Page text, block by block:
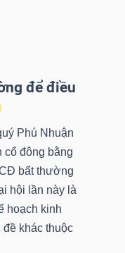
để điều
Phú Nhuận
cổ đông bằng
bất thường
hội lần này là
hoạch kinh
khác thuộc